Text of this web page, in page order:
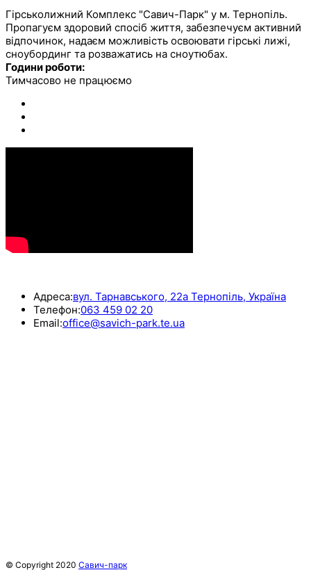
Гірськолижний Комплекс "Савич-Парк" у м. Тернопіль.
Пропагуєм здоровий спосіб життя, забезпечуєм активний
відпочинок, надаєм можливість освоювати гірські лижі,
сноубординг та розважатись на сноутюбах.
Години роботи:
Тимчасово не працюємо
Адреса:вул. Тарнавського, 22а Тернопіль, Україна
Телефон:063 459 02 20
Email:office@savich-park.te.ua
© Copyright 2020 Савич-парк